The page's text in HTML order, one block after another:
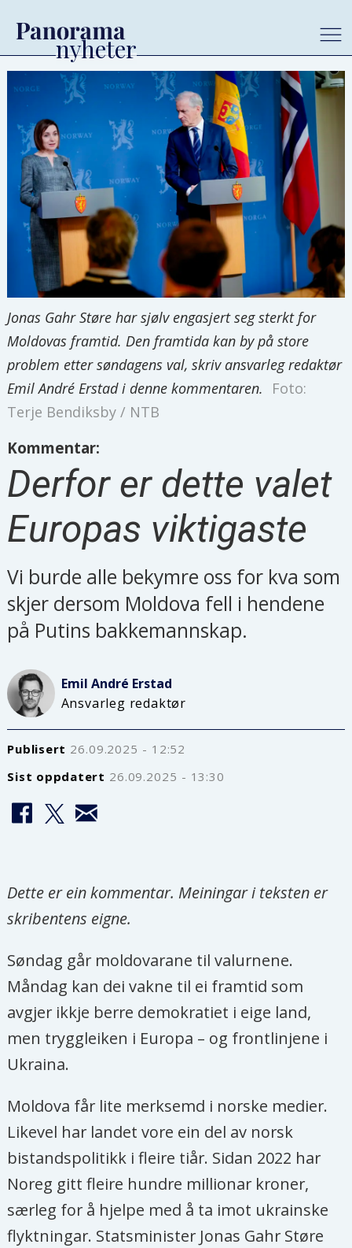
Jonas Gahr Støre har sjølv engasjert seg sterkt for
Moldovas framtid. Den framtida kan by på store
problem etter søndagens val, skriv ansvarleg redaktør
Emil André Erstad i denne kommentaren.
Foto:
Terje Bendiksby / NTB
Kommentar:
Derfor er dette valet
Europas viktigaste
Vi burde alle bekymre oss for kva som
skjer dersom Moldova fell i hendene
på Putins bakkemannskap.
Emil André Erstad
Ansvarleg redaktør
Publisert
26.09.2025 - 12:52
Sist oppdatert
26.09.2025 - 13:30
Dette er ein kommentar. Meiningar i teksten er
skribentens eigne.
Søndag går moldovarane til valurnene.
Måndag kan dei vakne til ei framtid som
avgjer ikkje berre demokratiet i eige land,
men tryggleiken i Europa – og frontlinjene i
Ukraina.
Moldova får lite merksemd i norske medier.
Likevel har landet vore ein del av norsk
bistandspolitikk i fleire tiår. Sidan 2022 har
Noreg gitt fleire hundre millionar kroner,
særleg for å hjelpe med å ta imot ukrainske
flyktningar. Statsminister Jonas Gahr Støre